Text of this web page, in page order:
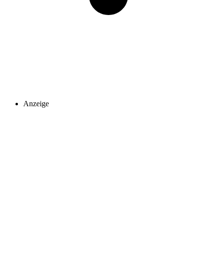
Anzeige